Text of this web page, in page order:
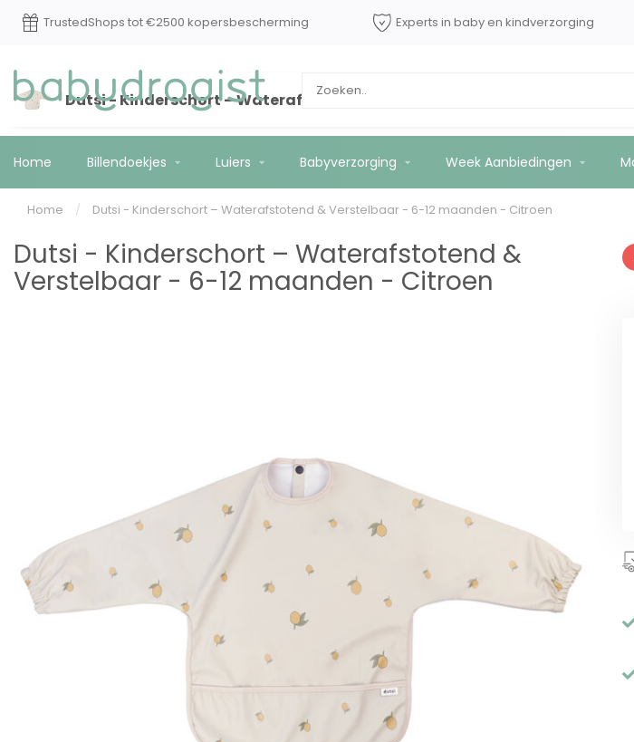
TrustedShops tot €2500 kopersbescherming Experts in baby en kindverzorging
Home Billendoekjes Luiers Babyverzorging Week Aanbiedingen
Home / Dutsi - Kinderschort – Waterafstotend & Verstelbaar - 6-12 maanden - Citroen
Dutsi - Kinderschort – Waterafstotend & Verstelbaar - 6-12 maanden -
Dutsi - Kinderschort – Waterafstotend &
Verstelbaar - 6-12 maanden - Citroen